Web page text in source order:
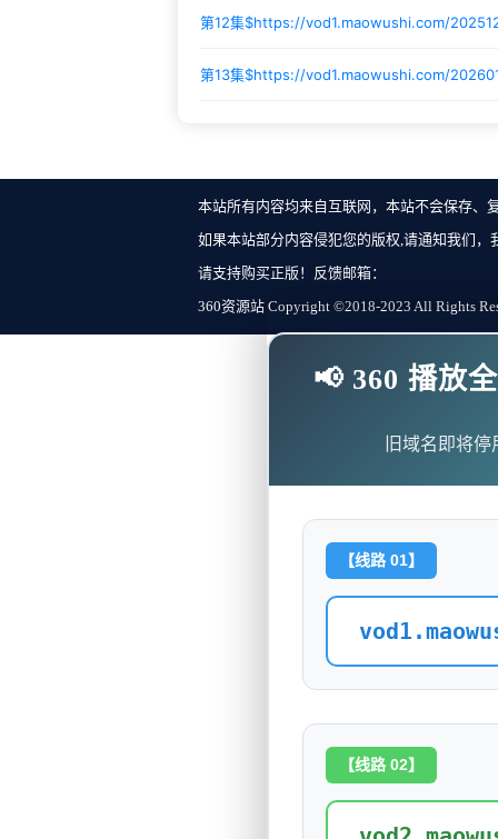
第12集$https://vod1.maowushi.com/
第13集$https://vod1.maowushi.com/
本站所有内容均来自互联网，本站不会保存、
如果本站部分内容侵犯您的版权,请通知我们
请支持购买正版！反馈邮箱：
360资源站 Copyright ©2018-2023 All Rights
📢 360 播放
旧域名即将
【线路 01】
【线路 02】